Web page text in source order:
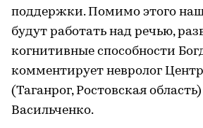
поддержки. Помимо этого
будут работать над речью,
когнитивные способности
комментирует невролог
(Таганрог, Ростовская
Васильченко.